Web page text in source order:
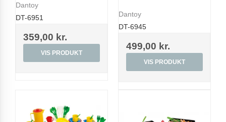
Dantoy
DT-6951
359,00 kr.
VIS PRODUKT
Dantoy
DT-6945
499,00 kr.
VIS PRODUKT